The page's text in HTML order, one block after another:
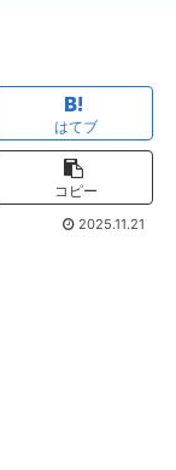
はてブ
コピー
2025.11.21